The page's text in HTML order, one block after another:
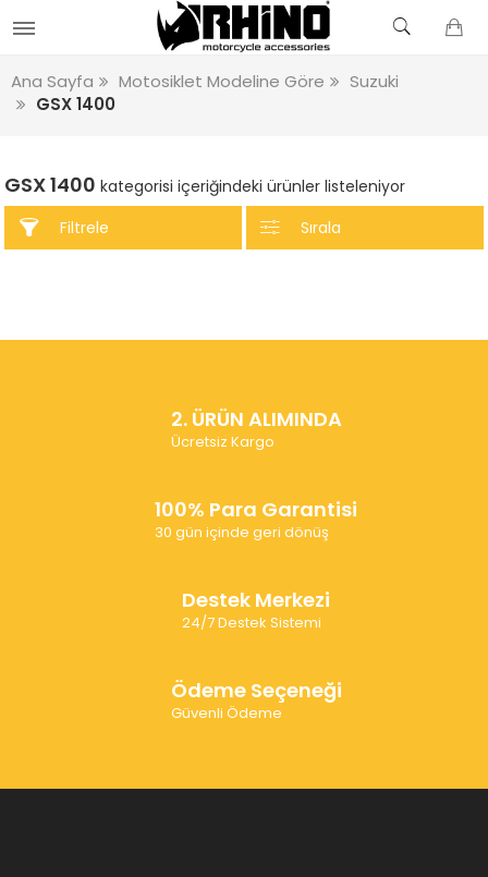
Ana Sayfa Motosiklet Modeline Göre
Suzuki
GSX 1400
GSX 1400 kategorisi içeriğindeki ürünler listeleniyor
Filtrele
Sırala
2. ÜRÜN ALIMINDA
Ücretsiz Kargo
100% Para Garantisi
30 gün içinde geri dönüş
Destek Merkezi
24/7 Destek Sistemi
Ödeme Seçeneği
Güvenli Ödeme